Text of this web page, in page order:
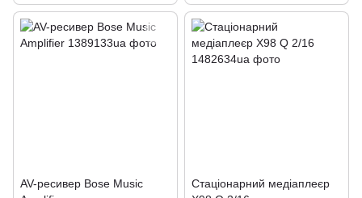
AV-ресивер Bose Music
Стаціонарний медіаплеєр